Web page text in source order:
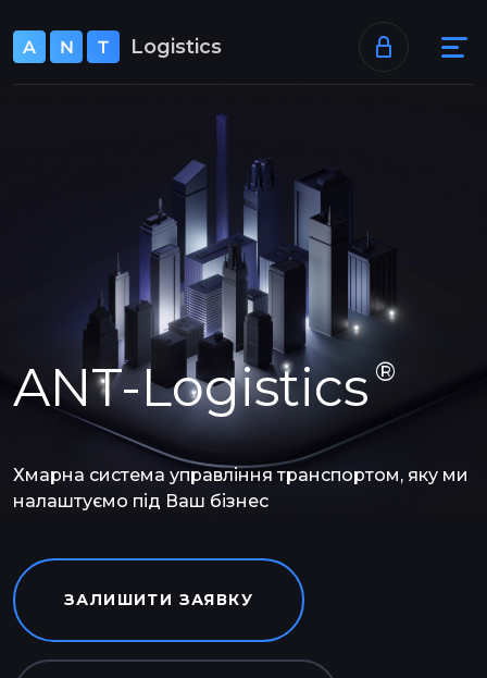
Logistics
+38 073 520 40 46
ANT-Logistics ®
Хмарна система управління транспортом, яку ми
налаштуємо під Ваш бізнес
ЗАЛИШИТИ ЗАЯВКУ